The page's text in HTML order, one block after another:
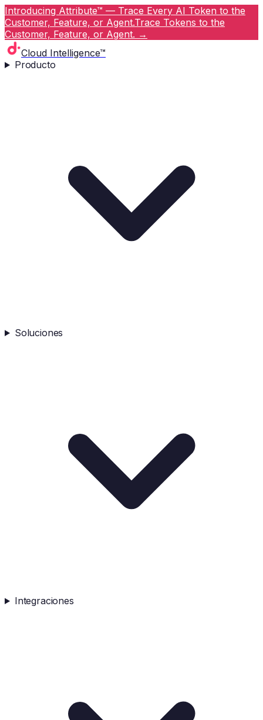
Introducing Attribute™ — Trace Every AI Token to the
Customer, Feature, or Agent.Trace Tokens to the
Customer, Feature, or Agent. →
Cloud Intelligence™
Producto
Soluciones
Integraciones